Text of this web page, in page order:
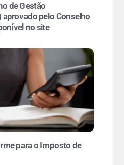
de Gestão
pelo Conselho
no site
para o Imposto de